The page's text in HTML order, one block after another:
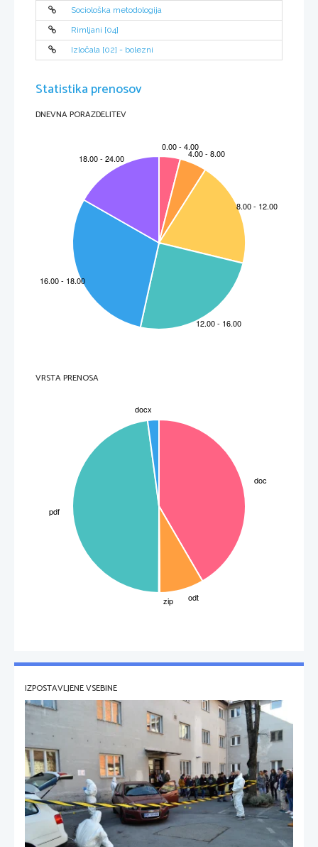
Najpogostejše bolezni, ki so posledica nezdrave, nepravilne prehrane:
Bolezni srca in ožilja so v 50 % glavni vzrok umrljivosti prebivalcev Slovenije;
Vsak predstavlja 26 % umrljivosti;
-
Debelost – imamo 54,6 % čezmerno prehranjenih in 15 % debelih odraslih Slovencev;
Sladkorna bolezen je ocenjena na 4,3 % odraslih;
-
Zvišano raven sladkorja ima 4 do 6 % Slovencev;
-
Povišan holesterol ima kar 60 % odraslih Slovencev;
Povišan tlak pa ima 48,8 % pregledanih odraslih.
problem pri prehranjevalnih navadah odraslih Slovencev:
izpuščanje zajtrka kot najpomembnejšega dnevnega obroka,
neustrezni časovni presledki med obroki,
prenizek vnos in padajoč trend uživanja sadja in predvsem zelenjave,
pogosto uživanje ocvrtih in pečenih jedi,
uživanje polnomastnega mleka in mlečnih izdelkov,
pogosto uživanje mastnih mesnih izdelkov,
Pomen zdrave prehrane otrok in mladostnikov
Prehrana otrok je še bolj pomembna, ker je odraščanje obdobje intenzivnega razvoja
posameznika. Energijsko in hranilno uravnotežena hrana je v fazi rasti in razvoja eden
najpomembnejših dejavnikov varovanja zdravja.
Dopoldanska malica predstavlja premostitveni obrok med zajtrkom in kosilom.
Večerja naj bo pestro sestavljen lahko prebavljiv obrok.
Sociološka metodologija
Rimljani [04]
Izločala [02] - bolezni
Statistika prenosov
DNEVNA PORAZDELITEV
VRSTA PRENOSA
IZPOSTAVLJENE VSEBINE